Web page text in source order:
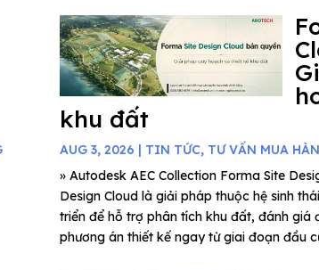
khu đất
AUG 3, 2026 | TIN TỨC, TƯ VẤN MUA
» Autodesk AEC Collection Forma Site
Design Cloud là giải pháp thuộc hệ sinh
triển để hỗ trợ phân tích khu đất, đánh giá
phương án thiết kế ngay từ giai đoạn đầu